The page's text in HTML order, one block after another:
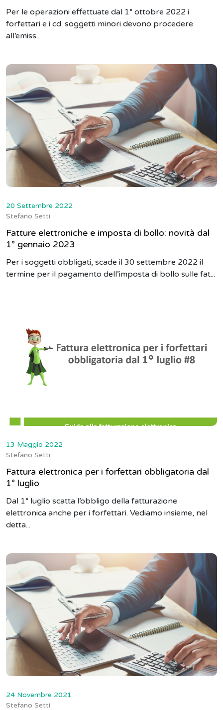
Per le operazioni effettuate dal 1° ottobre 2022 i
forfettari e i cd. soggetti minori devono procedere
all’emiss...
20 Settembre 2022
Stefano Setti
Fatture elettroniche e imposta di bollo: novità dal
1° gennaio 2023
Per i soggetti obbligati, scade il 30 settembre 2022 il
termine per il pagamento dell’imposta di bollo sulle fat...
13 Maggio 2022
Stefano Setti
Fattura elettronica per i forfettari obbligatoria dal
1° luglio
Dal 1° luglio scatta l’obbligo della fatturazione
elettronica anche per i forfettari. Vediamo insieme, nel
detta...
24 Novembre 2021
Stefano Setti